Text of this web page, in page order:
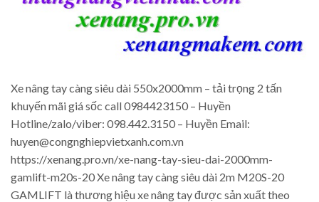
Xe nâng tay càng siêu dài 550x2000mm – tải trọng 2 tấn
khuyến mãi giá sốc call 0984423150 – Huyền
Hotline/zalo/viber: 098.442.3150 – Huyền Email:
huyen@congnghiepvietxanh.com.vn
https://xenang.pro.vn/xe-nang-tay-sieu-dai-2000mm-
gamlift-m20s-20 Xe nâng tay càng siêu dài 2m M20S-20
GAMLIFT là thương hiệu xe nâng tay được sản xuất theo